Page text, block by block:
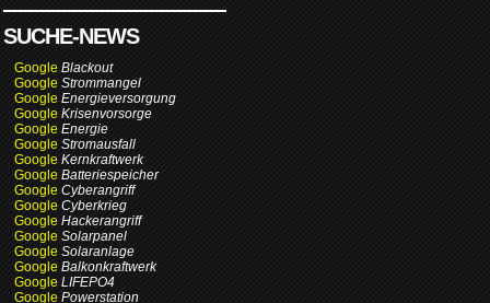
SUCHE-NEWS
Google Blackout
Google Strommangel
Google Energieversorgung
Google Krisenvorsorge
Google Energie
Google Stromausfall
Google Kernkraftwerk
Google Batteriespeicher
Google Cyberangriff
Google Cyberkrieg
Google Hackerangriff
Google Solarpanel
Google Solaranlage
Google Balkonkraftwerk
Google LIFEPO4
Google Powerstation